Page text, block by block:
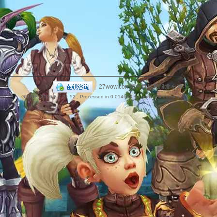
捷
航
| 27wow.com魔兽世界私服发布网
GMT+8, 2026-8-7 21:52, Processed in 0.014658 second(s), 4 queries .